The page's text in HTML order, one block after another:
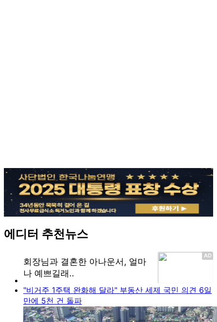
에디터 추천뉴스
"비거주 1주택 완화해 달라" 부동산 세제 국민 의견 6일
만에 5천 건 돌파